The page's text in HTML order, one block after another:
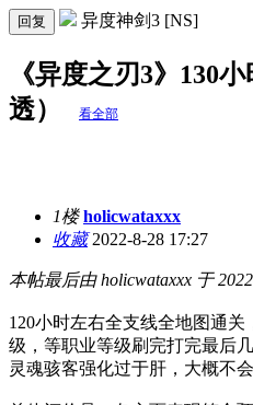
回复 异度神剑3 [NS]
《异度之刃3》130
透）
看全部
1楼 holicwataxxx
收藏2022-8-28 17:27
本帖最后由 holicwataxxx 于
120小时左右全支线全地图通
级，等职业等级刷完打完最后
灵魂骇客强化过于肝，大概不会